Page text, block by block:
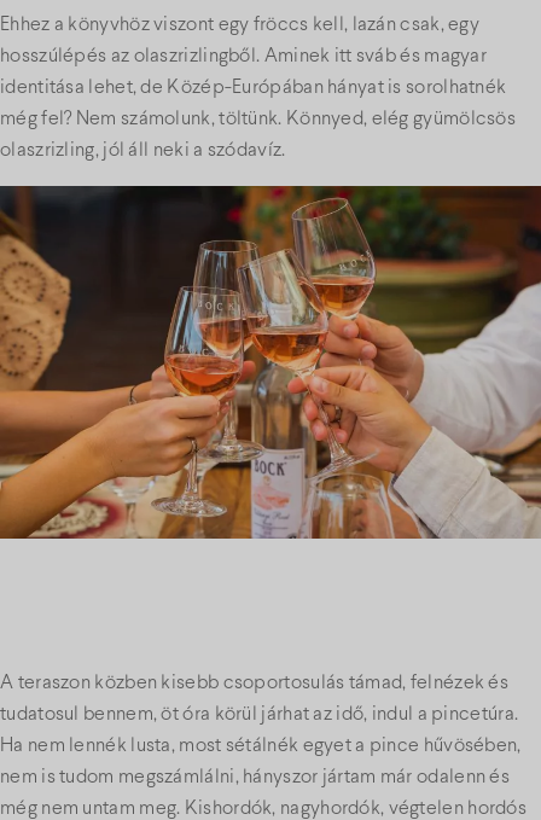
Ehhez a könyvhöz viszont egy fröccs kell, lazán csak, egy
hosszúlépés az olaszrizlingből. Aminek itt sváb és magyar
identitása lehet, de Közép-Európában hányat is sorolhatnék
még fel? Nem számolunk, töltünk. Könnyed, elég gyümölcsös
olaszrizling, jól áll neki a szódavíz.
A teraszon közben kisebb csoportosulás támad, felnézek és
tudatosul bennem, öt óra körül járhat az idő, indul a pincetúra.
Ha nem lennék lusta, most sétálnék egyet a pince hűvösében,
nem is tudom megszámlálni, hányszor jártam már odalenn és
még nem untam meg. Kishordók, nagyhordók, végtelen hordós